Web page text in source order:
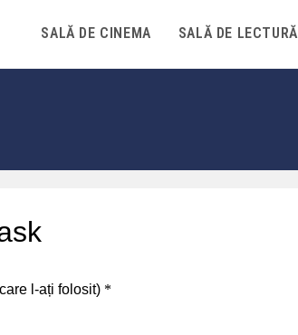
SALĂ DE CINEMA SALĂ DE LECTURĂ